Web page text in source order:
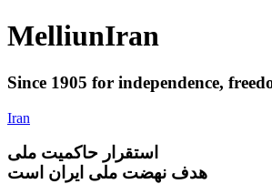
MelliunIran
Since 1905 for independence,
Iran
استقرار حاکميت ملی
هدف نهضت ملی ایران است